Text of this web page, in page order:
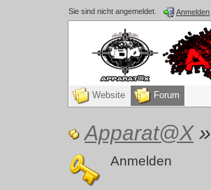
Sie sind nicht angemeldet. Anmelden
Website Forum
Apparat@X»
Anmelden